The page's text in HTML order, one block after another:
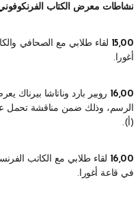
نشاطات معرض الكتاب
15,00 لقاء طلابي مع الصحافي
أغورا.
16,00 روبير بارد وناتاشا
الرسم، وذلك ضمن مناقشة تحمل
(أ).
16,00 لقاء طلابي مع الكاتب
في قاعة أغورا.